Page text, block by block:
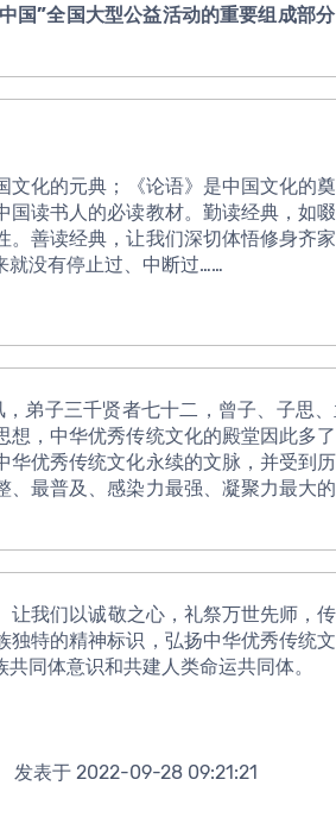
国”全国大型公益活动的重要组成部分
读书人的必读教材。勤读经典，如
善读经典，让我们深切体悟修身齐
就没有停止过、中断过……
，中华优秀传统文化的殿堂因此多
优秀传统文化永续的文脉，并受到
最普及、感染力最强、凝聚力最大
特的精神标识，弘扬中华优秀传统
同体意识和共建人类命运共同体。
发表于 2022-09-28 09:21:21